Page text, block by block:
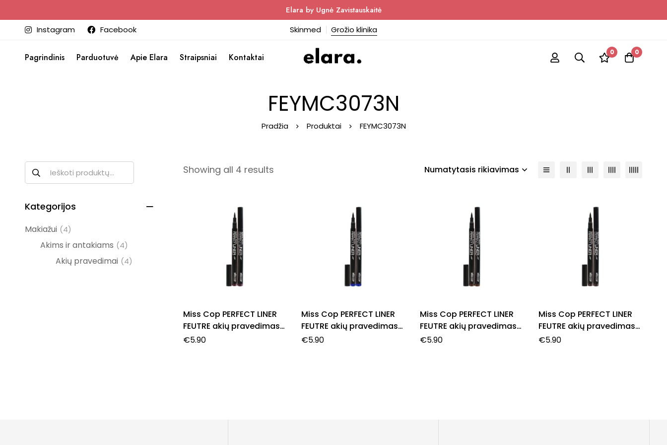
Elara by Ugnė Zavistauskaitė
Instagram Facebook Skinmed Grožio klinika
Pagrindinis Parduotuvė Apie Elara Straipsniai Kontaktai 0 0
FEYMC3073N
Pradžia Produktai FEYMC3073N
Kategorijos
Makiažui (4)
Akims ir antakiams (4)
Akių pravedimai (4)
Showing all 4 results Numatytasis rikiavimas
Miss Cop PERFECT LINER
FEUTRE akių pravedimas,
07- Prune, 1,0 ml.
€5.90
Miss Cop PERFECT LINER
FEUTRE akių pravedimas,
31- Bleu, 1,0 ml.
€5.90
Miss Cop PERFECT LINER
FEUTRE akių pravedimas,
33- Brun, 1,0 ml.
€5.90
Miss Cop PERFECT LINER
FEUTRE akių pravedimas,
39- Expresso, 1,0 ml.
€5.90